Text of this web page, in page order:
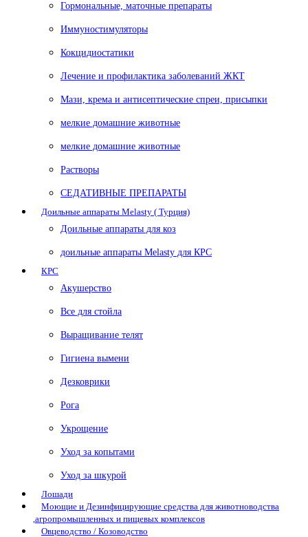
Гормональные, маточные препараты
Иммуностимуляторы
Кокцидиостатики
Лечение и профилактика заболеваний ЖКТ
Мази, крема и антисептические спреи, присыпки
мелкие домашние животные
мелкие домашние животные
Растворы
СЕДАТИВНЫЕ ПРЕПАРАТЫ
Доильные аппараты Melasty ( Турция)
Доильные аппараты для коз
доильные аппараты Melasty для КРС
КРС
Акушерство
Все для стойла
Выращивание телят
Гигиена вымени
Дезковрики
Рога
Укрощение
Уход за копытами
Уход за шкурой
Лошади
Моющие и Дезинфицирующие средства для животноводства
,агропромышленных и пищевых комплексов
Овцеводство / Козоводство